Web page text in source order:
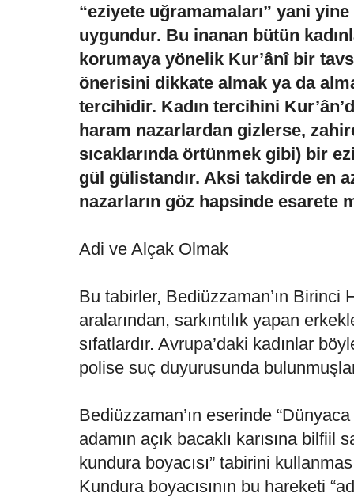
“eziyete uğramamaları” yani
uygundur. Bu inanan bütün
korumaya yönelik Kur’ânî bir
önerisini dikkate almak ya da
tercihidir. Kadın tercihini
haram nazarlardan gizlerse,
sıcaklarında örtünmek gibi) bir
gül gülistandır. Aksi takdirde en
nazarların göz hapsinde esarete
Adi ve Alçak Olmak
Bu tabirler, Bediüzzaman’ın Birinci
aralarından, sarkıntılık yapan
sıfatlardır. Avrupa’daki kadınlar
polise suç duyurusunda
Bediüzzaman’ın eserinde
adamın açık bacaklı karısına bilfiil
kundura boyacısı” tabirini
Kundura boyacısının bu hareketi